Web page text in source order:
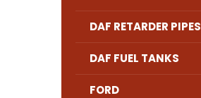
DAF RETARDER PIPES
DAF FUEL TANKS
FORD